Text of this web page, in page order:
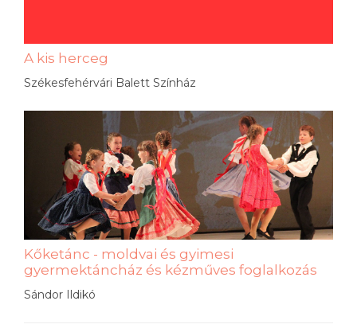
A kis herceg
Székesfehérvári Balett Színház
Kőketánc - moldvai és gyimesi
gyermektáncház és kézműves foglalkozás
Sándor Ildikó